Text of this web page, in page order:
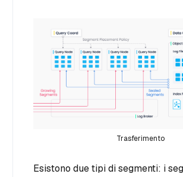
Trasferimento
Esistono due tipi di segmenti: i